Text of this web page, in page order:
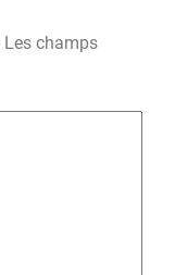
Les champs